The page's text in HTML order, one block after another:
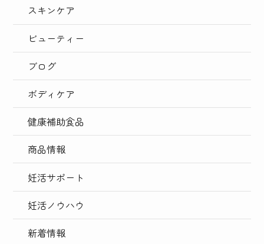
スキンケア
ビューティー
ブログ
ボディケア
健康補助食品
商品情報
妊活サポート
妊活ノウハウ
新着情報